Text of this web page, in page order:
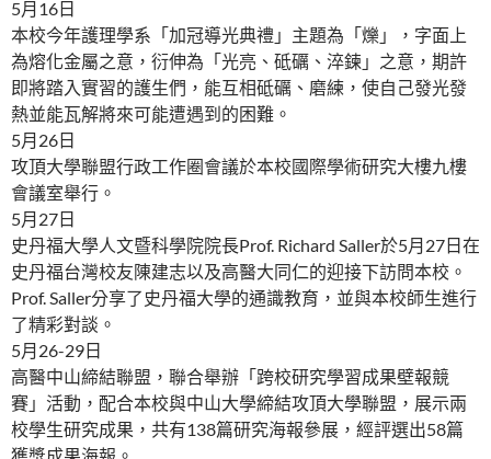
5月16日
本校今年護理學系「加冠導光典禮」主題為「爍」，字面上
為熔化金屬之意，衍伸為「光亮、砥礪、淬鍊」之意，期許
即將踏入實習的護生們，能互相砥礪、磨練，使自己發光發
熱並能瓦解將來可能遭遇到的困難。
5月26日
攻頂大學聯盟行政工作圈會議於本校國際學術研究大樓九樓
會議室舉行。
5月27日
史丹福大學人文暨科學院院長Prof. Richard Saller於5月27日在
史丹福台灣校友陳建志以及高醫大同仁的迎接下訪問本校。
Prof. Saller分享了史丹福大學的通識教育，並與本校師生進行
了精彩對談。
5月26-29日
高醫中山締結聯盟，聯合舉辦「跨校研究學習成果壁報競
賽」活動，配合本校與中山大學締結攻頂大學聯盟，展示兩
校學生研究成果，共有138篇研究海報參展，經評選出58篇